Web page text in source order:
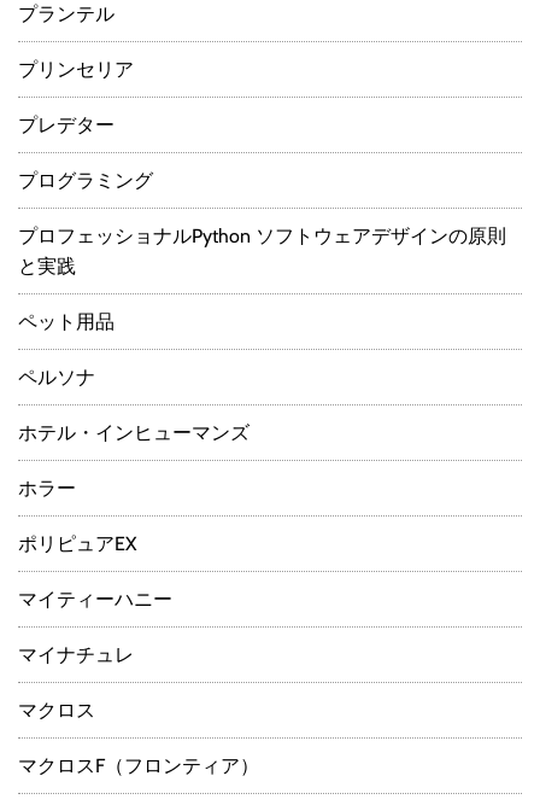
プランテル
プリンセリア
プレデター
プログラミング
プロフェッショナルPython ソフトウェアデザインの原則
と実践
ペット用品
ペルソナ
ホテル・インヒューマンズ
ホラー
ポリピュアEX
マイティーハニー
マイナチュレ
マクロス
マクロスF（フロンティア）